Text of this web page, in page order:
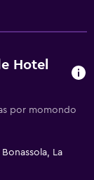
Hotel
por momondo
La